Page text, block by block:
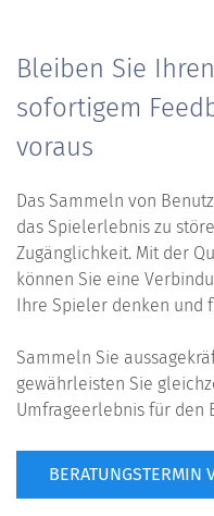
Bleiben Sie
sofortigem
voraus
Das Sammeln von
das Spielerlebnis zu
Zugänglichkeit. Mit der
können Sie eine
Ihre Spieler denken und
Sammeln Sie
gewährleisten Sie
Umfrageerlebnis für den
BERATUNGSTERMIN